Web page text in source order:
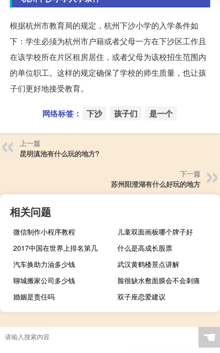
根据杭州市教育局的规定，杭州下沙小学的入学条件如
下：学生必须为杭州市户籍或者父母一方在下沙区工作且
在该学校所在片区租房居住，或者父母为该校招生范围内
的单位职工。这样的规定确保了学校的师生质量，也让孩
子们更好地接受教育。
网络标签： 下沙 孩子们 是一个
上一篇
昆明滇池有什么玩的地方?
下一篇
苏州阳澄湖有什么好玩的地方
相关问题
微信制作小程序教程
儿童双面画板哪个牌子好
2017中国在世界上排名第几
什么是高成长股票
汽车换助力油多少钱
武汉黄鹤楼景点讲解
聊城搬家公司多少钱
脸很缺水敷面膜会不会刺痛
婚姻是责任吗
双子座恋爱建议
☚